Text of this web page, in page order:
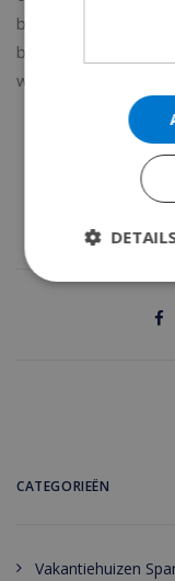
boek je
betovering van
worden.
CATEGORIEËN
Vakantiehuizen